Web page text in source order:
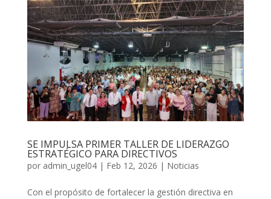
SE IMPULSA PRIMER TALLER DE LIDERAZGO
ESTRATÉGICO PARA DIRECTIVOS
por admin_ugel04| Feb 12, 2026 | Noticias
Con el propósito de fortalecer la gestión directiva en